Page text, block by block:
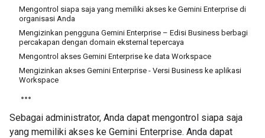
Mengontrol siapa saja yang memiliki akses ke Gemini Enterprise di
organisasi Anda
Mengizinkan pengguna Gemini Enterprise – Edisi Business berbagi
percakapan dengan domain eksternal tepercaya
Mengontrol akses Gemini Enterprise ke data Workspace
Mengizinkan akses Gemini Enterprise - Versi Business ke aplikasi
Workspace
Sebagai administrator, Anda dapat mengontrol siapa saja
yang memiliki akses ke Gemini Enterprise. Anda dapat